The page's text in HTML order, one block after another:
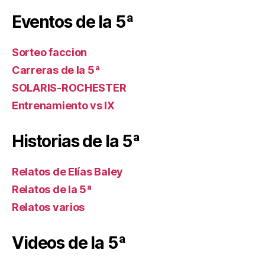
Eventos de la 5ª
Sorteo faccion
Carreras de la 5ª
SOLARIS-ROCHESTER
Entrenamiento vs IX
Historias de la 5ª
Relatos de Elías Baley
Relatos de la 5ª
Relatos varios
Videos de la 5ª